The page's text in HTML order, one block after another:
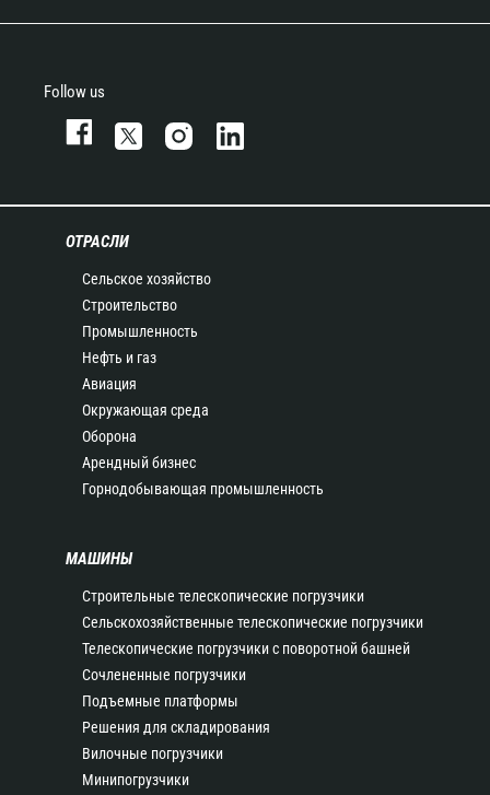
Follow us
ОТРАСЛИ
Сельское хозяйство
Строительство
Промышленность
Нефть и газ
Авиация
Окружающая среда
Оборона
Арендный бизнес
Горнодобывающая промышленность
МАШИНЫ
Строительные телескопические погрузчики
Сельскохозяйственные телескопические погрузчики
Телескопические погрузчики с поворотной башней
Сочлененные погрузчики
Подъемные платформы
Решения для складирования
Вилочные погрузчики
Минипогрузчики